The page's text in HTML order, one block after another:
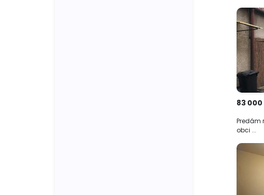
83
Predám
obci ...